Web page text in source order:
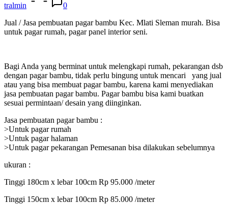
tralmin
0
Jual / Jasa pembuatan pagar bambu Kec. Mlati Sleman murah. Bisa
untuk pagar rumah, pagar panel interior seni.
Bagi Anda yang berminat untuk melengkapi rumah, pekarangan dsb
dengan pagar bambu, tidak perlu bingung untuk mencari yang jual
atau yang bisa membuat pagar bambu, karena kami menyediakan
jasa pembuatan pagar bambu. Pagar bambu bisa kami buatkan
sesuai permintaan/ desain yang diinginkan.
Jasa pembuatan pagar bambu :
>Untuk pagar rumah
>Untuk pagar halaman
>Untuk pagar pekarangan Pemesanan bisa dilakukan sebelumnya
ukuran :
Tinggi 180cm x lebar 100cm Rp 95.000 /meter
Tinggi 150cm x lebar 100cm Rp 85.000 /meter